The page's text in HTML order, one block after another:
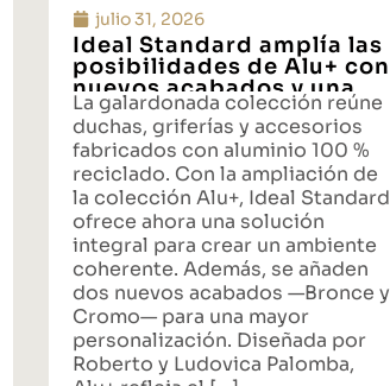
julio 31, 2026
Ideal Standard amplía las
posibilidades de Alu+ con
nuevos acabados y una
propuesta integral de
baño
La galardonada colección reúne
duchas, griferías y accesorios
fabricados con aluminio 100 %
reciclado. Con la ampliación de
la colección Alu+, Ideal Standard
ofrece ahora una solución
integral para crear un ambiente
coherente. Además, se añaden
dos nuevos acabados —Bronce y
Cromo— para una mayor
personalización. Diseñada por
Roberto y Ludovica Palomba,